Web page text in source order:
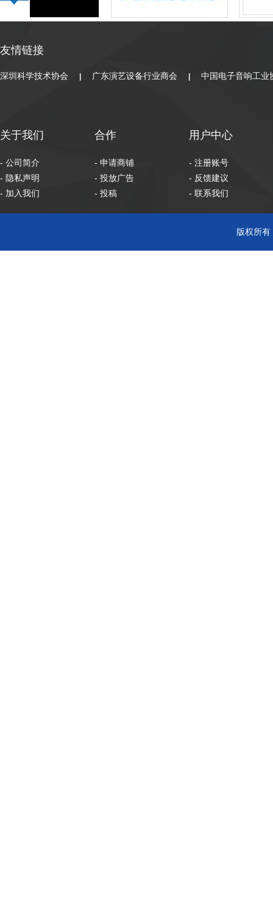
友情链接
深圳科学技术协会 广东演艺设备行业商会 中国电子音响工业
关于我们
- 公司简介
- 隐私声明
- 加入我们
合作
- 申请商铺
- 投放广告
- 投稿
用户中心
- 注册账号
- 反馈建议
- 联系我们
版权所